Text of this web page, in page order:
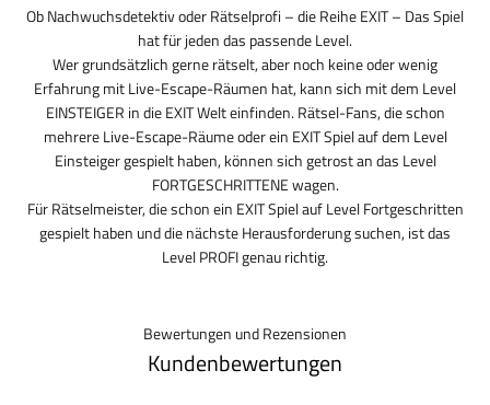
Ob Nachwuchsdetektiv oder Rätselprofi – die Reihe EXIT – Das Spiel
hat für jeden das passende Level.
Wer grundsätzlich gerne rätselt, aber noch keine oder wenig
Erfahrung mit Live-Escape-Räumen hat, kann sich mit dem Level
EINSTEIGER in die EXIT Welt einfinden. Rätsel-Fans, die schon
mehrere Live-Escape-Räume oder ein EXIT Spiel auf dem Level
Einsteiger gespielt haben, können sich getrost an das Level
FORTGESCHRITTENE wagen.
Für Rätselmeister, die schon ein EXIT Spiel auf Level Fortgeschritten
gespielt haben und die nächste Herausforderung suchen, ist das
Level PROFI genau richtig.
Bewertungen und Rezensionen
Kundenbewertungen